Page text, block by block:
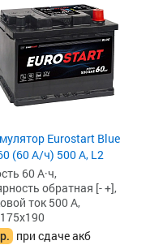
Eurostart Blue
(60 А/ч) 500 А, L2
60 А·ч,
обратная [- +],
ток 500 А,
р. при сдаче акб